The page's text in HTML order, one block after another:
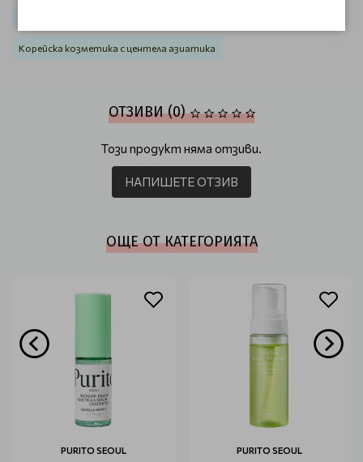
Корейска козметика с центела азиатика
ОТЗИВИ (0)
Този продукт няма отзиви.
НАПИШЕТЕ ОТЗИВ
ОЩЕ ОТ КАТЕГОРИЯТА
PURITO SEOUL PURITO SEOUL